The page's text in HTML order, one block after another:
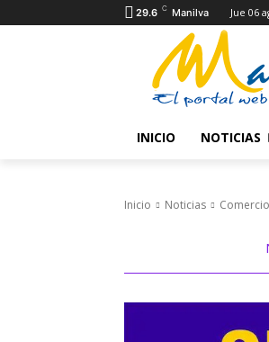
29.6 C Manilva Jue 06
INICIO NOTICIAS
Inicio Noticias